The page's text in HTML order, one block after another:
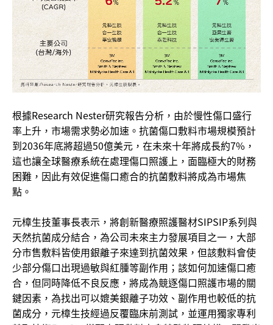
根據Research Nester研究報告分析，由於慢性傷口盛行
率上升，市場需求勢必加速。抗菌傷口敷料市場規模預計
到2036年底將超過50億美元，在未來十年將成長約7%，
這也讓全球醫療系統在處理傷口照護上，面臨極大的財務
困難，因此有效促進傷口癒合的抗菌敷料將成為市場焦
點。
元樟生技董事長表示，將創新醫療照護醫材SIPSIP系列與
天然抗菌成分結合，為公司未來主力發展項目之一，大部
分市售敷料皆使用銀離子來達到抗菌效果，但該敷料會使
少部分傷口出現過敏與紅腫等副作用；該如何加速傷口癒
合，但同時降低不良反應，將成為競逐傷口照護市場的關
鍵因素，為找出可以媲美銀離子功效、副作用也較低的抗
菌成分，元樟生技經過反覆臨床前測試，並運用獨家專利